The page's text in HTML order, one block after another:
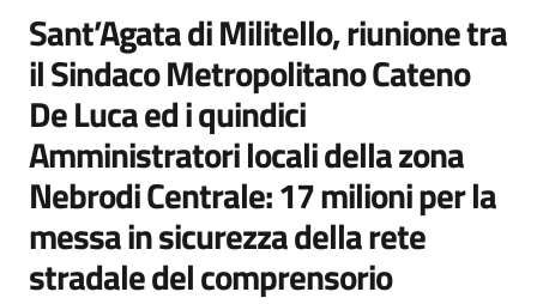
Sant’Agata di Militello, riunione tra
il Sindaco Metropolitano Cateno
De Luca ed i quindici
Amministratori locali della zona
Nebrodi Centrale: 17 milioni per la
messa in sicurezza della rete
stradale del comprensorio